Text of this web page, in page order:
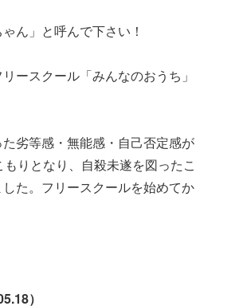
ん」と呼んで下さい！
ースクール「みんなのおうち」
劣等感・無能感・自己否定感が
りとなり、自殺未遂を図ったこ
た。フリースクールを始めてか
）